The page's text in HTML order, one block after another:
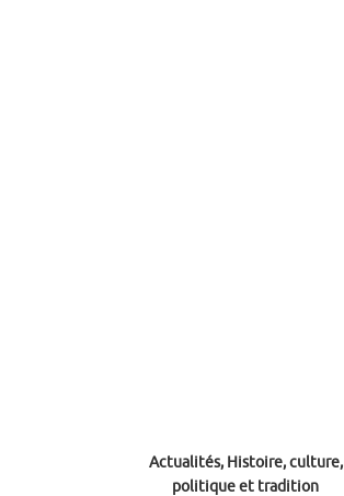
Actualités, Histoire, culture,
politique et tradition